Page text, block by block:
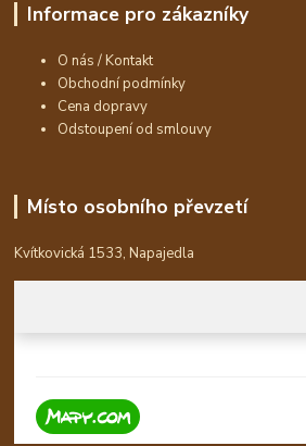
Informace pro zákazníky
O nás / Kontakt
Obchodní podmínky
Cena dopravy
Odstoupení od smlouvy
Místo osobního převzetí
Kvítkovická 1533, Napajedla